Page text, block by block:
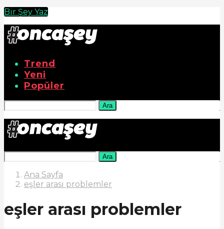
Bir Şey Yaz
Trend
Yeni
Popüler
Ara
Ara
Ana Sayfa
eşler arası problemler
eşler arası problemler